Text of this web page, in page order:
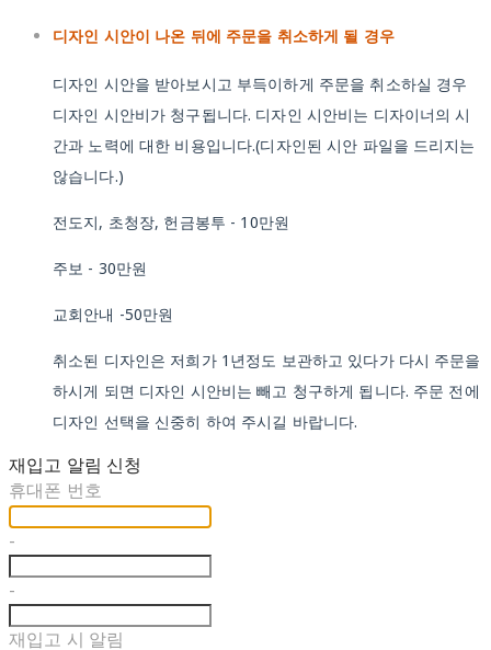
디자인 시안이 나온 뒤에 주문을 취소하게 될 경우
디자인 시안을 받아보시고 부득이하게 주문을 취소하실 경우
디자인 시안비가 청구됩니다. 디자인 시안비는 디자이너의 시
간과 노력에 대한 비용입니다.(디자인된 시안 파일을 드리지는
않습니다.)
전도지, 초청장, 헌금봉투 - 10만원
주보 - 30만원
교회안내 -50만원
취소된 디자인은 저희가 1년정도 보관하고 있다가 다시 주문을
하시게 되면 디자인 시안비는 빼고 청구하게 됩니다. 주문 전에
디자인 선택을 신중히 하여 주시길 바랍니다.
재입고 알림 신청
휴대폰 번호
-
-
재입고 시 알림